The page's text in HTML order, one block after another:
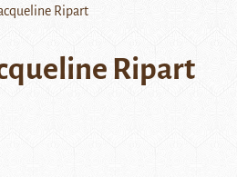
Ripart
Ripart